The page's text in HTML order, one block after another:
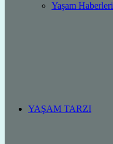
Yaşam Haberleri
YAŞAM TARZI